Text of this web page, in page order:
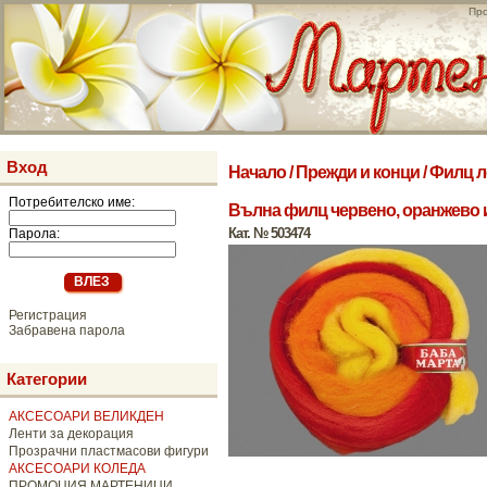
Вход
Потребителско име:
Парола:
Регистрация
Забравена парола
Категории
АКСЕСОАРИ ВЕЛИКДЕН
Ленти за декорация
Прозрачни пластмасови фигури
АКСЕСОАРИ КОЛЕДА
Начало/ Прежди и конци/Филц
Вълна филц червено, оранжево
Кат. № 503474